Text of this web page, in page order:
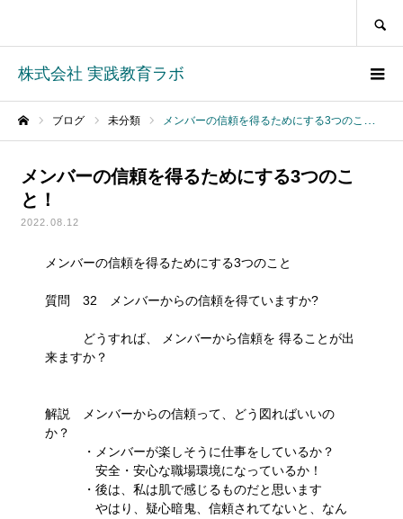
株式会社 実践教育ラボ
ブログ 未分類 メンバーの信頼を得るためにする3つのこと！
メンバーの信頼を得るためにする3つのこ
と！
2022.08.12
メンバーの信頼を得るためにする3つのこと
質問 32 メンバーからの信頼を得ていますか?
どうすれば、 メンバーから信頼を 得ることが出
来ますか？
解説 メンバーからの信頼って、どう図ればいいの
か？
・メンバーが楽しそうに仕事をしているか？
安全・安心な職場環境になっているか！
・後は、私は肌で感じるものだと思います
やはり、疑心暗鬼、信頼されてないと、なん